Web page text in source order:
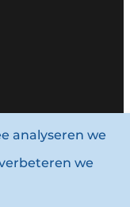
analyseren we
we